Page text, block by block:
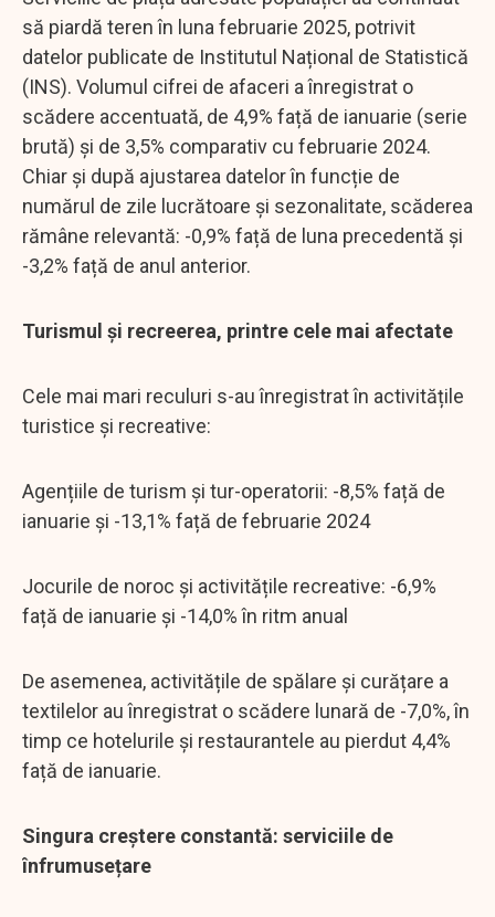
să piardă teren în luna februarie 2025, potrivit
datelor publicate de Institutul Național de Statistică
(INS). Volumul cifrei de afaceri a înregistrat o
scădere accentuată, de 4,9% față de ianuarie (serie
brută) și de 3,5% comparativ cu februarie 2024.
Chiar și după ajustarea datelor în funcție de
numărul de zile lucrătoare și sezonalitate, scăderea
rămâne relevantă: -0,9% față de luna precedentă și
-3,2% față de anul anterior.
Turismul și recreerea, printre cele mai afectate
Cele mai mari reculuri s-au înregistrat în activitățile
turistice și recreative:
Agențiile de turism și tur-operatorii: -8,5% față de
ianuarie și -13,1% față de februarie 2024
Jocurile de noroc și activitățile recreative: -6,9%
față de ianuarie și -14,0% în ritm anual
De asemenea, activitățile de spălare și curățare a
textilelor au înregistrat o scădere lunară de -7,0%, în
timp ce hotelurile și restaurantele au pierdut 4,4%
față de ianuarie.
Singura creștere constantă: serviciile de
înfrumusețare